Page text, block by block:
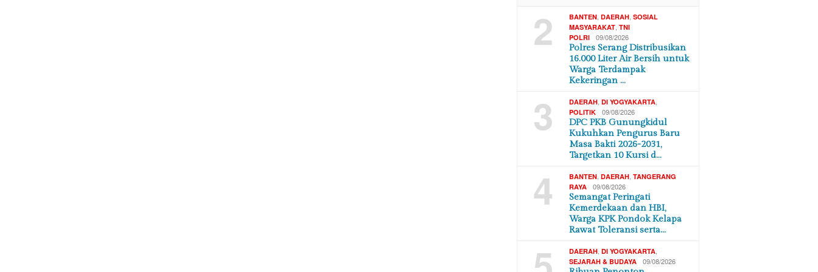
2 BANTEN,DAERAH,SOSIAL
MASYARAKAT,TNI
POLRI
09/08/2026
Polres Serang Distribusikan
16.000 Liter Air Bersih untuk
Warga Terdampak
Kekeringan …
3 DAERAH,DI YOGYAKARTA,
POLITIK 09/08/2026
DPC PKB Gunungkidul
Kukuhkan Pengurus Baru
Masa Bakti 2026-2031,
Targetkan 10 Kursi d…
4 BANTEN,DAERAH,TANGERANG
RAYA
09/08/2026
Semangat Peringati
Kemerdekaan dan HBI,
Warga KPK Pondok Kelapa
Rawat Toleransi serta…
DAERAH,DI YOGYAKARTA,
SEJARAH & BUDAYA 09/08/2026